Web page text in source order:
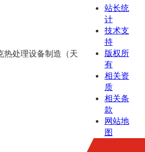
处理设备制造（天
站长统
计
技术支
持
版权所
有
相关资
质
相关条
款
网站地
图